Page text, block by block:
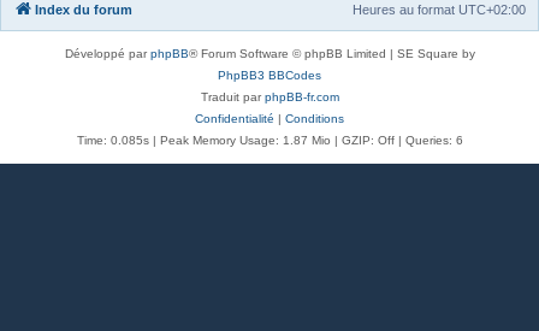
Index du forum Heures au format UTC+02:00
Développé parphpBB® Forum Software © phpBB Limited | SE Square by
PhpBB3 BBCodes
Traduit parphpBB-fr.com
Confidentialité | Conditions
Time: 0.085s| Peak Memory Usage: 1.87 Mio | GZIP: Off | Queries: 6